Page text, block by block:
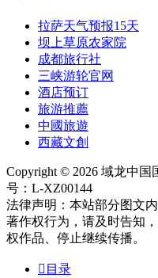
拉萨天气预报15天
坝上草原农家院
成都旅行社
三峡游轮官网
酒店预订
旅游推薦
中國旅遊
西藏文創
Copyright © 2026 域龙中
号：L-XZ00144
法律声明：本站部分图文
著作权行为，请及时告知
权作品、停止继续传播。
 目录